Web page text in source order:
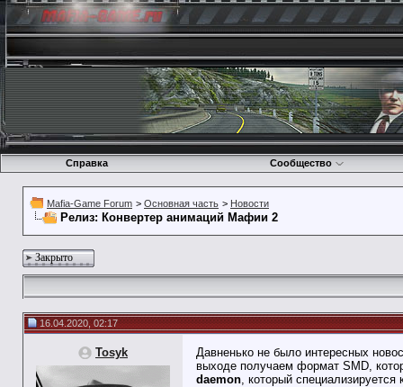
Справка Сообщество
Mafia-Game Forum > Основная часть > Новости
Релиз: Конвертер анимаций Мафии 2
Закрыто
16.04.2020, 02:17
Tosyk
Давненько не было интересных
выходе получаем формат SMD,
daemon, который